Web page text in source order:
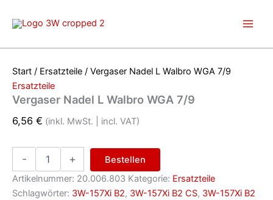
Inhalt
Start / Ersatzteile / Vergaser Nadel L Walbro WGA 7/9
Ersatzteile
Vergaser Nadel L Walbro WGA 7/9
6,56 € (inkl. MwSt. | incl. VAT)
-
Vergaser
L
Walbro
+
Bestellen
Artikelnummer: 20.006.803 Kategorie: Ersatzteile
Schlagwörter: 3W-157Xi B2, 3W-157Xi B2 CS, 3W-157Xi B2